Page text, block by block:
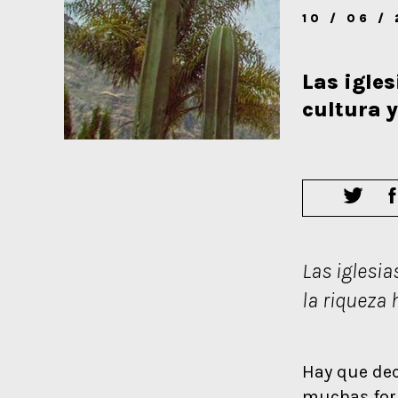
10 / 06 /
Las
cultura
Las
la riqueza
Hay que